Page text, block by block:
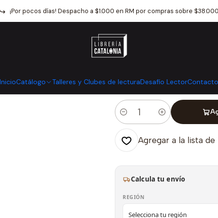
InicioCatálogo Talleres y Clubes de lecturaDesafío LectorContacto
¡Por pocos días! Despacho a $1.000 en RM por compras sobre $38.000
Inicio Catálogo Otros Agendas Y Libretas Aveter Fanzine
|
Aveter Fanzine
Mostrar stock de
Cantidad
Agregar a la lista
Calcula tu envío
REGIÓN